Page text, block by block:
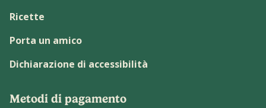
Ricette
Porta un amico
Dichiarazione di accessibilità
Metodi di pagamento